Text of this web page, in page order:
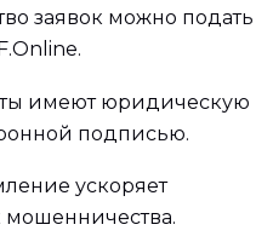
заявок можно подать
имеют юридическую
подписью.
ускоряет
мошенничества.